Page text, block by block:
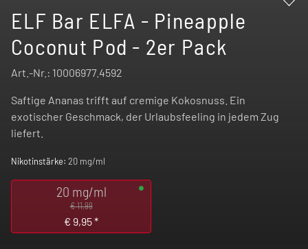
ELF Bar ELFA - Pineapple
Coconut Pod - 2er Pack
Art.-Nr.: 10006977.4592
Saftige Ananas trifft auf cremige Kokosnuss. Ein
exotischer Geschmack, der Urlaubsfeeling in jedem Zug
liefert.
Nikotinstärke: 20 mg/ml
20 mg/ml
€ 11,99
€ 9,95*